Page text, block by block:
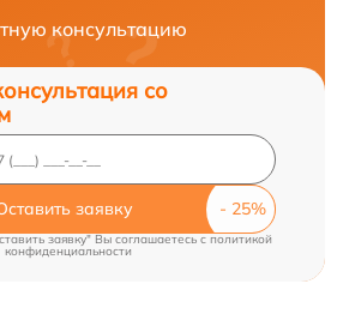
консультацию
со
заявку
заявку" Вы соглашаетесь cполитикой
конфиденциальности